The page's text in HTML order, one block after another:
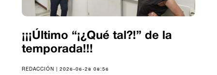
¡¡¡Último “¡¿Qué tal?!” de la
temporada!!!
REDACCIÓN | 2026-06-28 08:56